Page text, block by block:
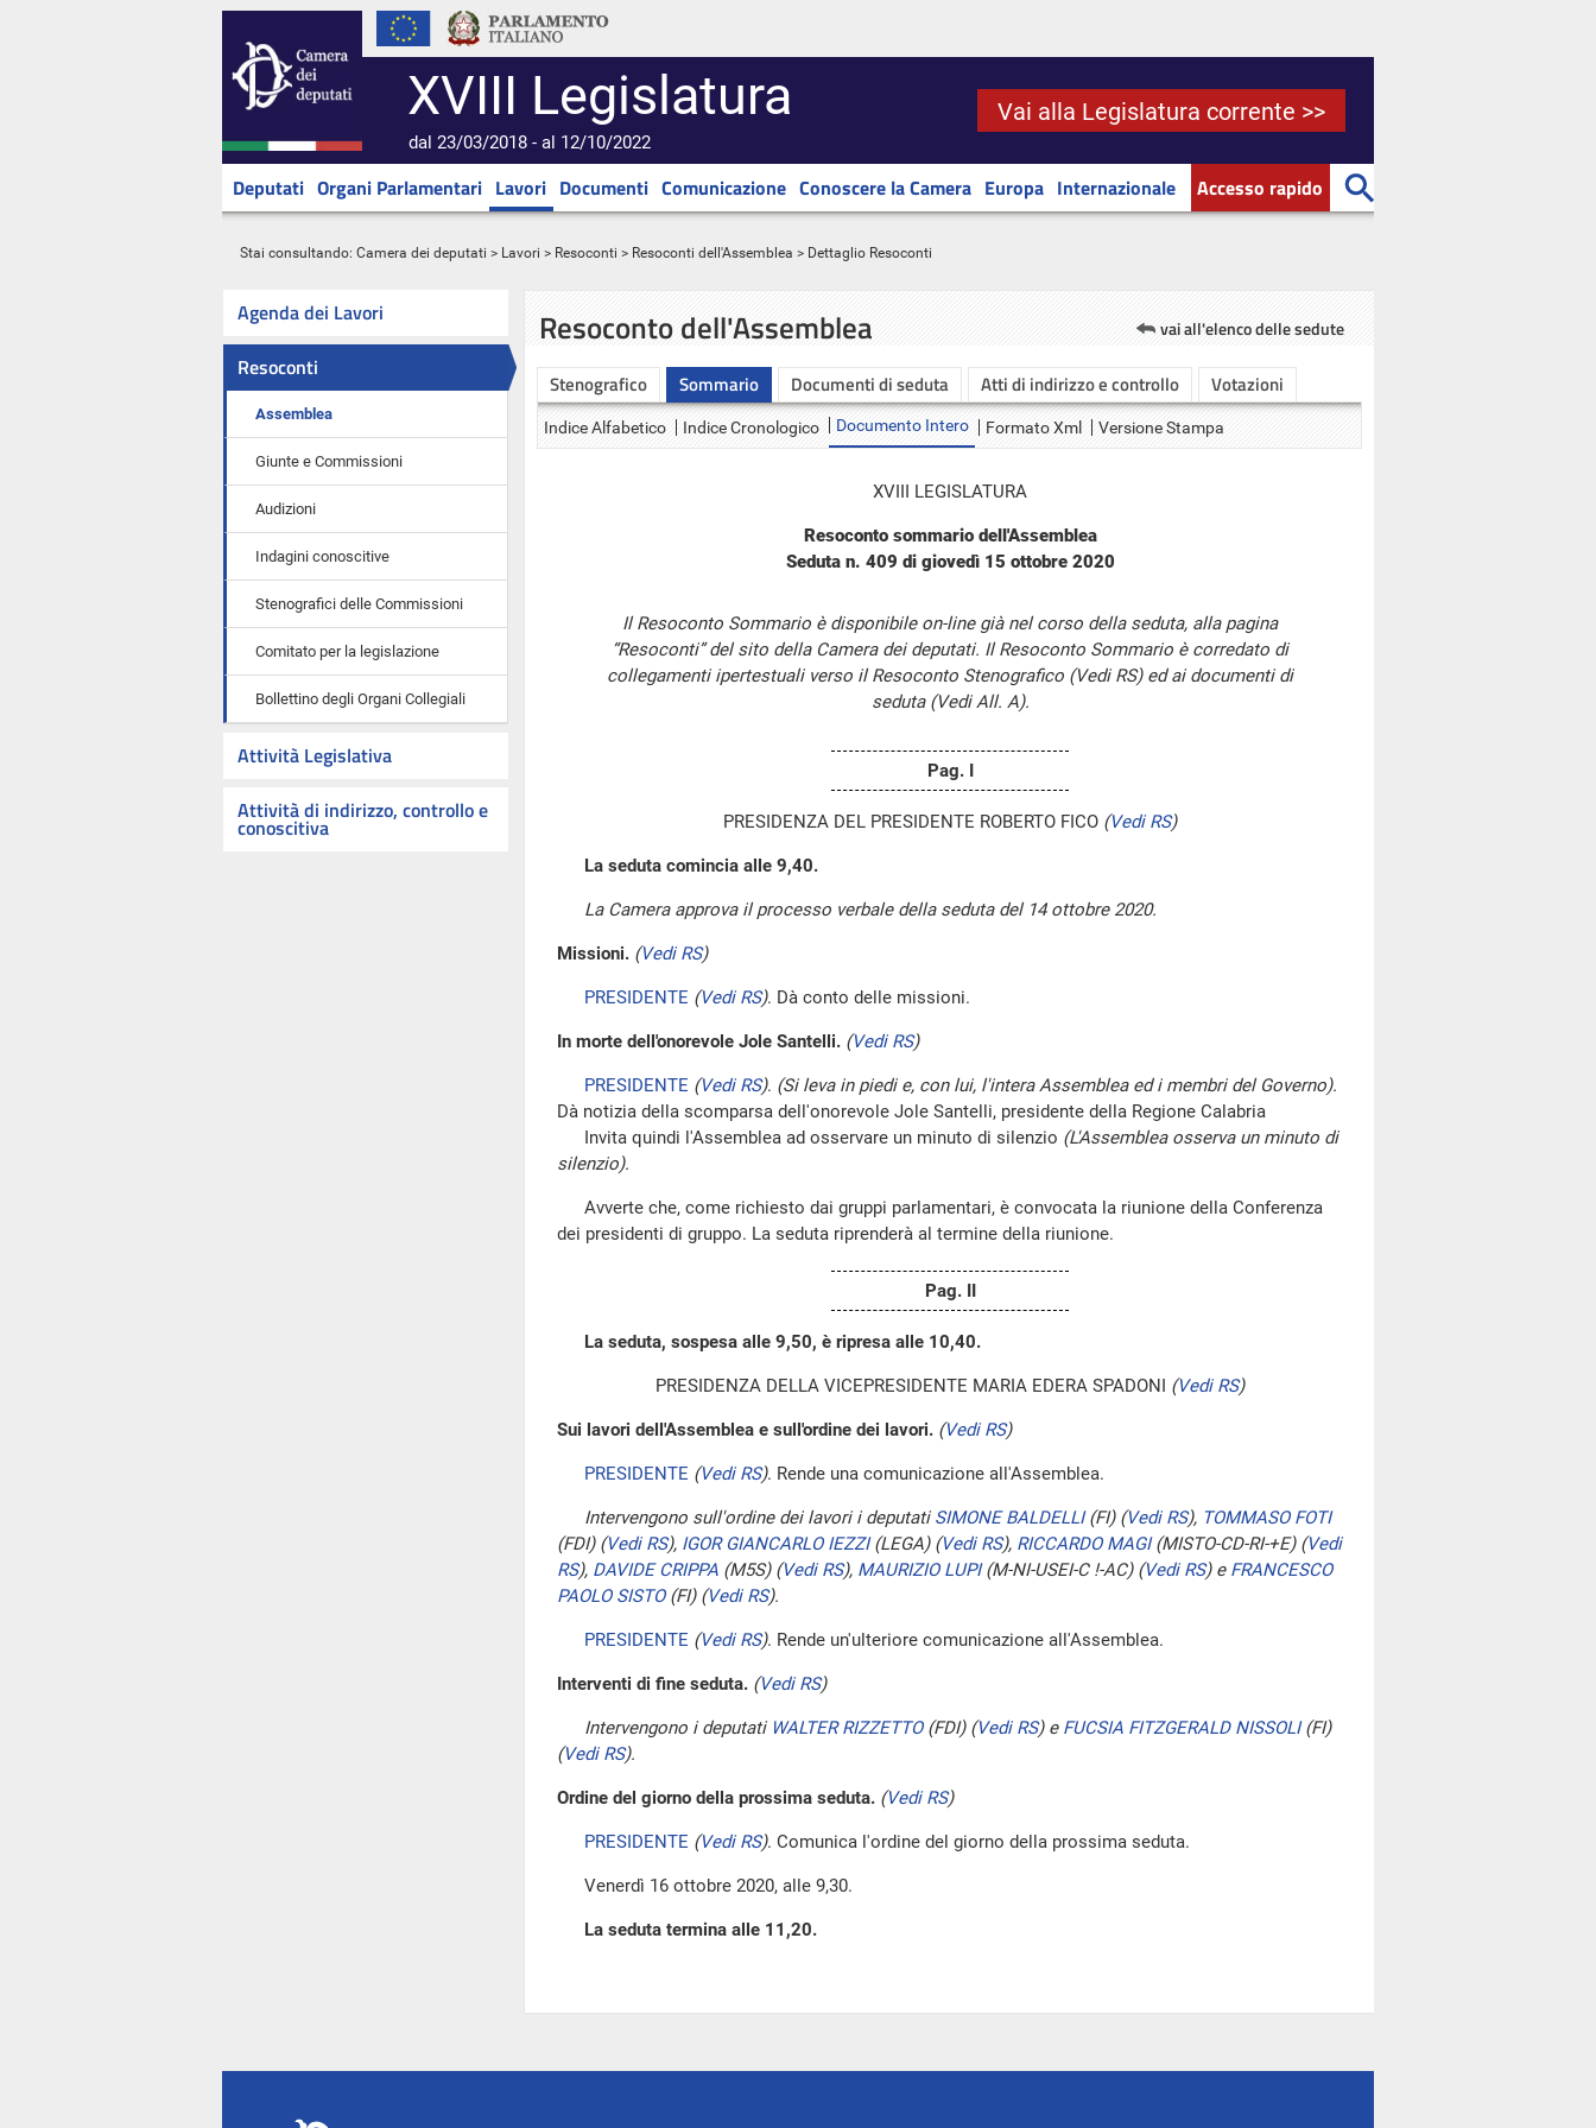
XVIII Legislatura
dal 23/03/2018 - al 12/10/2022
Vai alla Legislatura corrente >>
Deputati Organi Parlamentari Lavori Documenti Comunicazione Conoscere la Camera Europa Internazionale Accesso rapido
Stai consultando: Camera dei deputati > Lavori > Resoconti > Resoconti dell'Assemblea > Dettaglio Resoconti
Agenda dei Lavori
Resoconti
Assemblea
Giunte e Commissioni
Audizioni
Indagini conoscitive
Stenografici delle Commissioni
Comitato per la legislazione
Bollettino degli Organi Collegiali
Attività Legislativa
Attività di indirizzo, controllo e
conoscitiva
Resoconto dell'Assemblea vai all'elenco delle sedute
Stenografico Sommario Documenti di seduta Atti di indirizzo e controllo Votazioni
Indice Alfabetico Indice Cronologico Documento Intero Formato Xml Versione Stampa
XVIII LEGISLATURA
Resoconto sommario dell'Assemblea
Seduta n. 409 di giovedì 15 ottobre 2020
Il Resoconto Sommario è disponibile on-line già nel corso della seduta, alla pagina
“Resoconti” del sito della Camera dei deputati. Il Resoconto Sommario è corredato di
collegamenti ipertestuali verso il Resoconto Stenografico (Vedi RS) ed ai documenti di
seduta (Vedi All. A).
Pag. I
PRESIDENZA DEL PRESIDENTE ROBERTO FICO (Vedi RS)
La seduta comincia alle 9,40.
La Camera approva il processo verbale della seduta del 14 ottobre 2020.
Missioni. (Vedi RS)
PRESIDENTE (Vedi RS). Dà conto delle missioni.
In morte dell'onorevole Jole Santelli. (Vedi RS)
PRESIDENTE (Vedi RS). (Si leva in piedi e, con lui, l'intera Assemblea ed i membri del Governo).
Dà notizia della scomparsa dell'onorevole Jole Santelli, presidente della Regione Calabria
Invita quindi l'Assemblea ad osservare un minuto di silenzio (L'Assemblea osserva un minuto di
silenzio).
Avverte che, come richiesto dai gruppi parlamentari, è convocata la riunione della Conferenza
dei presidenti di gruppo. La seduta riprenderà al termine della riunione.
Pag. II
La seduta, sospesa alle 9,50, è ripresa alle 10,40.
PRESIDENZA DELLA VICEPRESIDENTE MARIA EDERA SPADONI (Vedi RS)
Sui lavori dell'Assemblea e sull'ordine dei lavori. (Vedi RS)
PRESIDENTE (Vedi RS). Rende una comunicazione all'Assemblea.
Intervengono sull'ordine dei lavori i deputati SIMONE BALDELLI(FI) (Vedi RS), TOMMASO FOTI
(FDI) (Vedi RS), IGOR GIANCARLO IEZZI(LEGA) (Vedi RS), RICCARDO MAGI(MISTO-CD-RI-+E) (Vedi
RS), DAVIDE CRIPPA (M5S) (Vedi RS), MAURIZIO LUPI(M-NI-USEI-C !-AC) (Vedi RS)e FRANCESCO
PAOLO SISTO(FI) (Vedi RS).
PRESIDENTE (Vedi RS). Rende un'ulteriore comunicazione all'Assemblea.
Interventi di fine seduta. (Vedi RS)
Intervengono i deputati WALTER RIZZETTO(FDI) (Vedi RS)e FUCSIA FITZGERALD NISSOLI(FI)
(Vedi RS).
Ordine del giorno della prossima seduta. (Vedi RS)
PRESIDENTE (Vedi RS). Comunica l'ordine del giorno della prossima seduta.
Venerdì 16 ottobre 2020, alle 9,30.
La seduta termina alle 11,20.